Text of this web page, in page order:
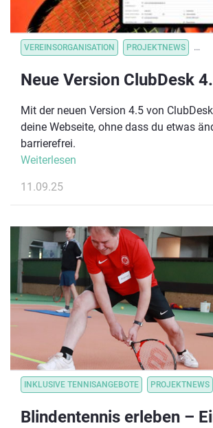
VEREINSORGANISATION PROJEKTNEWS
Neue Version ClubDesk
Mit der neuen Version 4.5 von
deine Webseite, ohne dass du etwas
barrierefrei.
Weiterlesen
11.09.25
INKLUSIVE TENNISANGEBOTE PROJEKTNEWS